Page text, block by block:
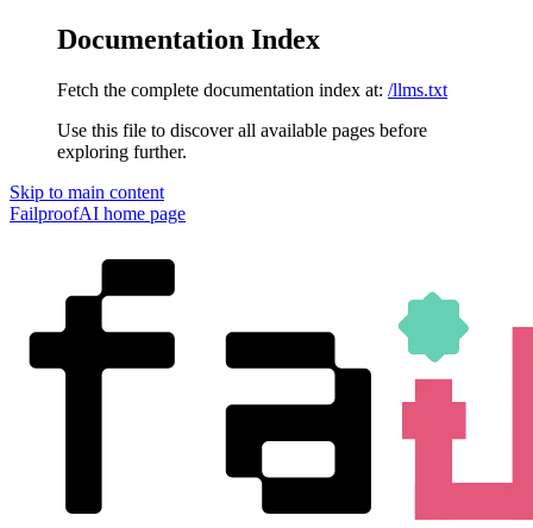
Documentation Index
Fetch the complete documentation index at: /llms.txt
Use this file to discover all available pages before
exploring further.
Skip to main content
FailproofAI home page